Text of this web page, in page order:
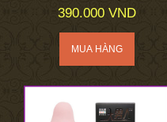
390.000 VND